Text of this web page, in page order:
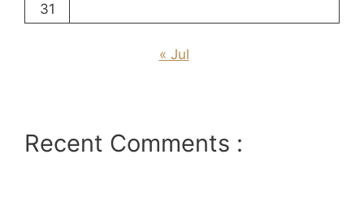
31
« Jul
Recent Comments :